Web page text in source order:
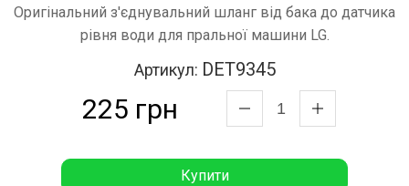
Оригінальний з'єднувальний шланг від бака до датчика
рівня води для пральної машини LG.
Артикул: DET9345
225 грн
Купити